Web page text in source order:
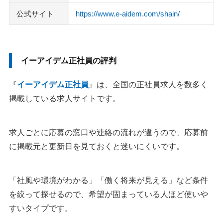
公式サイト https://www.e-aidem.com/shain/
イーアイデム正社員の評判
『イーアイデム正社員 』は、全国の正社員求人を数多く
掲載している求人サイトです。
求人ごとに応募の窓口や連絡の流れが違うので、応募前
に掲載元と更新日を見ておくと迷いにくいです。
「社風や環境がわかる」「働く将来が見える」など条件
を絞って探せるので、希望が固まっている人ほど使いや
すいタイプです。